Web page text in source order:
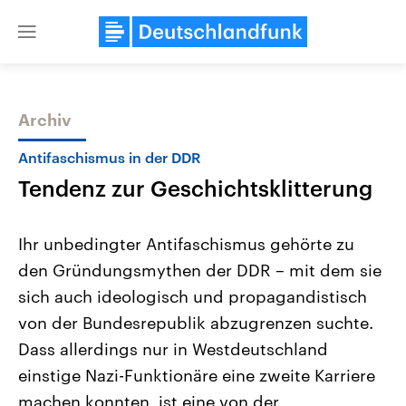
Close
Themen
Landtagswahl Sachsen-Anhalt
2026
Alle Informationen
Sachsen-Anhalt wählt am 6.
September 2026 einen neuen
Landtag. Seit 2021 wird das
Bundesland von einer Koalition aus
Aktuelle Beiträge,
Hintergründe
Wirtschaftlich und
gehören die Vereinigten
mit großem Einfluss auf
Archiv
Antifaschismus in der DDR
Tendenz zur Geschichtsklitterung
Ihr unbedingter Antifaschismus gehörte zu
den Gründungsmythen der DDR – mit dem sie
sich auch ideologisch und propagandistisch
von der Bundesrepublik abzugrenzen suchte.
Dass allerdings nur in Westdeutschland
einstige Nazi-Funktionäre eine zweite Karriere
machen konnten, ist eine von der